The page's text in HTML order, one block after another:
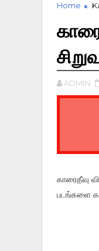
Home
ADMIN
காரைதீவு
படங்களை